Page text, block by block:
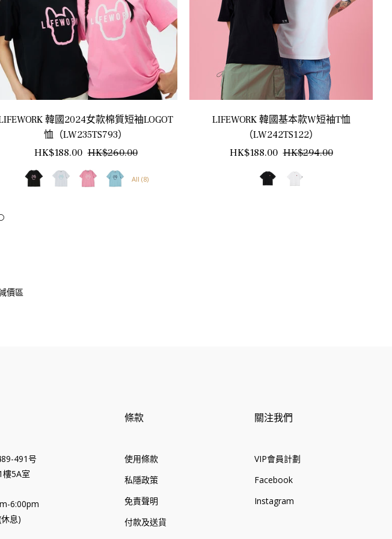
韓國2024女款棉質短袖LOGOT
恤（LW235TS793）
正
常
價
HK$188.00 HK$260.00銷
All (8)
LIFEWORK 韓國基本款W短袖T恤
（LW242TS122）
正
HK$188.00 HK$294.00銷
價區
491号
樓5A室
6:00pm
息)
條款
使用條款
私隱政策
免責聲明
付款及送貨
關注我們
VIP會員計劃
Facebook
Instagram